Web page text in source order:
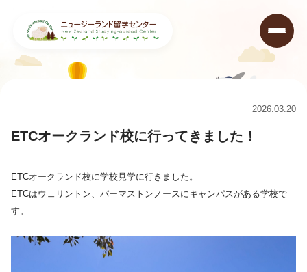
ETCオークランド校に行ってきました！
2026.03.20
ETCオークランド校に行ってきました！
ETCオークランド校に学校見学に行きました。
ETCはウェリントン、パーマストンノースにキャンパスがある学校で
す。